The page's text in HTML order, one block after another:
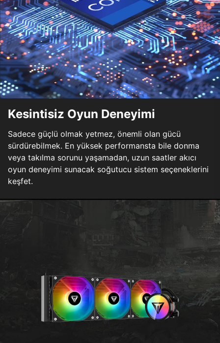
Kesintisiz Oyun Deneyimi
Sadece güçlü olmak yetmez, önemli olan gücü
sürdürebilmek. En yüksek performansta bile donma
veya takılma sorunu yaşamadan, uzun saatler akıcı
oyun deneyimi sunacak soğutucu sistem seçeneklerini
keşfet.